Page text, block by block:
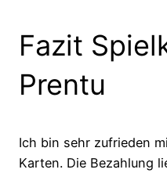
Fazit
Prentu
Ich bin sehr zufrieden
Karten. Die Bezahlung